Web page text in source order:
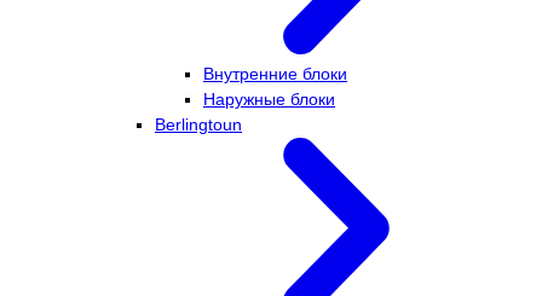
Внутренние блоки
Наружные блоки
Berlingtoun